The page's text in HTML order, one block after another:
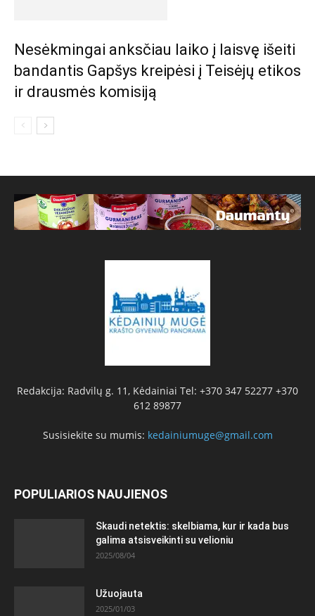
Nesėkmingai anksčiau laiko į laisvę išeiti
bandantis Gapšys kreipėsi į Teisėjų etikos
ir drausmės komisiją
Redakcija: Radvilų g. 11, Kėdainiai Tel: +370 347 52277 +370
612 89877
Susisiekite su mumis: kedainiumuge@gmail.com
POPULIARIOS NAUJIENOS
Skaudi netektis: skelbiama, kur ir kada bus
galima atsisveikinti su velioniu
2025/08/04
Užuojauta
2025/01/03